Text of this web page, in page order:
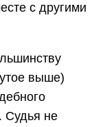
с другими
выше)
Судья не